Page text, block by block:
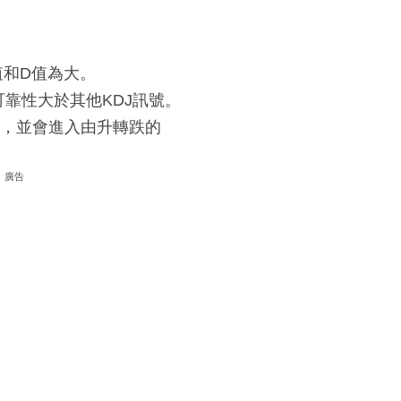
D值為大。
性大於其他KDJ訊號。
並會進入由升轉跌的
廣告